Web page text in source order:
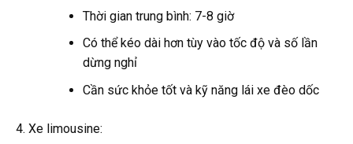
Thời gian trung bình: 7-8 giờ
Có thể kéo dài hơn tùy vào tốc độ và số lần
dừng nghỉ
Cần sức khỏe tốt và kỹ năng lái xe đèo dốc
Xe limousine: